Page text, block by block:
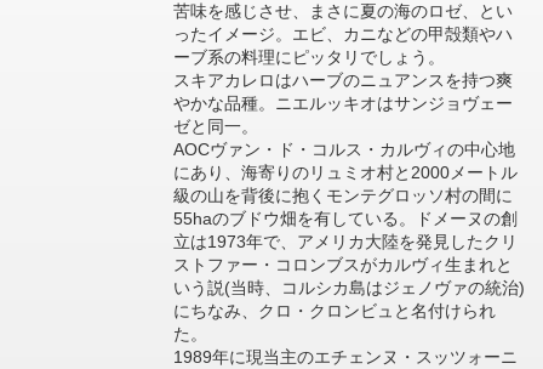
苦味を感じさせ、まさに夏の海のロゼ、とい
ったイメージ。エビ、カニなどの甲殻類やハ
ーブ系の料理にピッタリでしょう。
スキアカレロはハーブのニュアンスを持つ爽
やかな品種。ニエルッキオはサンジョヴェー
ゼと同一。
AOCヴァン・ド・コルス・カルヴィの中心地
にあり、海寄りのリュミオ村と2000メートル
級の山を背後に抱くモンテグロッソ村の間に
55haのブドウ畑を有している。ドメーヌの創
立は1973年で、アメリカ大陸を発見したクリ
ストファー・コロンブスがカルヴィ生まれと
いう説(当時、コルシカ島はジェノヴァの統治)
にちなみ、クロ・クロンビュと名付けられ
た。
1989年に現当主のエチェンヌ・スッツォーニ